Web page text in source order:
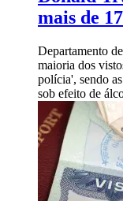
mais de
Departamento
maioria dos
polícia', sendo
sob efeito de